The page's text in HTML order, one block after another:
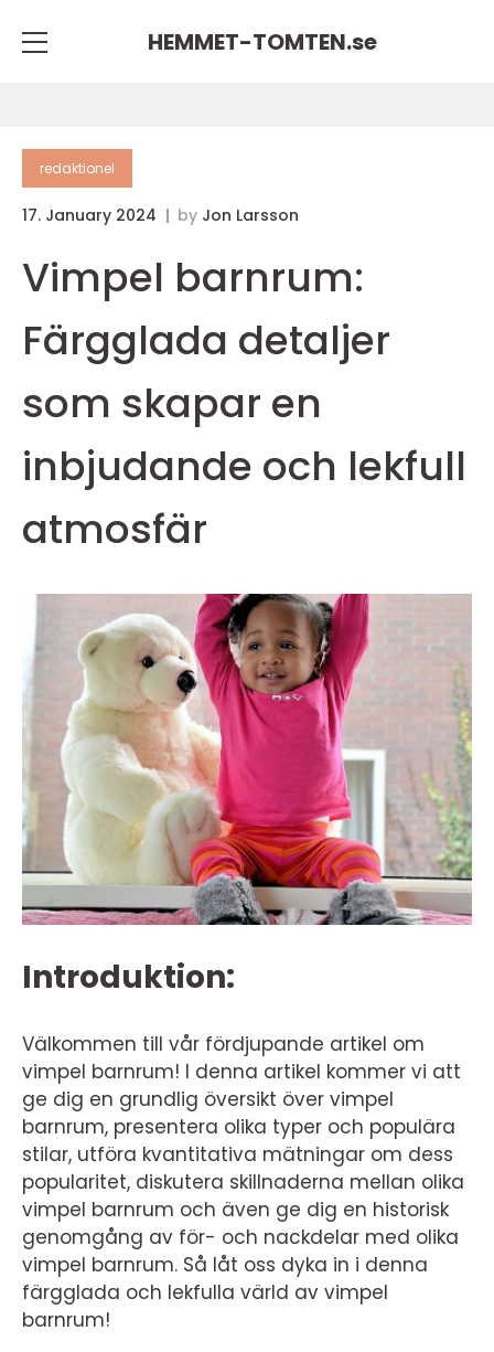
HEMMET-TOMTEN.se
redaktionel
17. January 2024 by Jon Larsson
Vimpel barnrum:
Färgglada detaljer
som skapar en
inbjudande och lekfull
atmosfär
Introduktion:
Välkommen till vår fördjupande artikel om
vimpel barnrum! I denna artikel kommer vi att
ge dig en grundlig översikt över vimpel
barnrum, presentera olika typer och populära
stilar, utföra kvantitativa mätningar om dess
popularitet, diskutera skillnaderna mellan olika
vimpel barnrum och även ge dig en historisk
genomgång av för- och nackdelar med olika
vimpel barnrum. Så låt oss dyka in i denna
färgglada och lekfulla värld av vimpel
barnrum!